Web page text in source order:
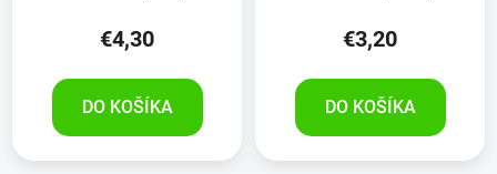
€4,30
DO KOŠÍKA
€3,20
DO KOŠÍKA